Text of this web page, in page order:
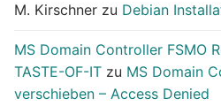
M. Kirschner zu Debian
MS Domain Controller FSMO
TASTE-OF-IT zu MS Domain
verschieben – Access Denied